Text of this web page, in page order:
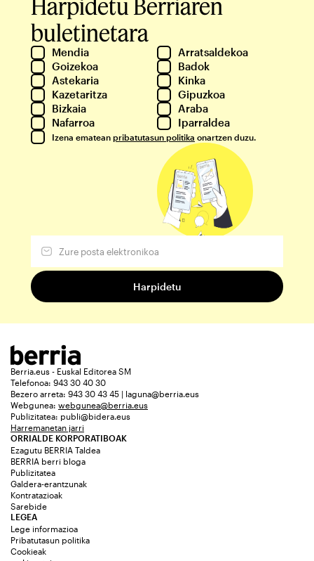
Harpidetu Berriaren
buletinetara
Mendia
Arratsaldekoa
Goizekoa
Badok
Astekaria
Kinka
Kazetaritza
Gipuzkoa
Bizkaia
Araba
Nafarroa
Iparraldea
Izena ematean pribatutasun politika onartzen duzu.
Berria.eus - Euskal Editorea SM
Telefonoa: 943 30 40 30
Bezero arreta: 943 30 43 45 | laguna@berria.eus
Webgunea: webgunea@berria.eus
Publizitatea: publi@bidera.eus
Harremanetan jarri
ORRIALDE KORPORATIBOAK
Ezagutu BERRIA Taldea
BERRIA berri bloga
Publizitatea
Galdera-erantzunak
Kontratazioak
Sarebide
LEGEA
Lege informazioa
Pribatutasun politika
Cookieak